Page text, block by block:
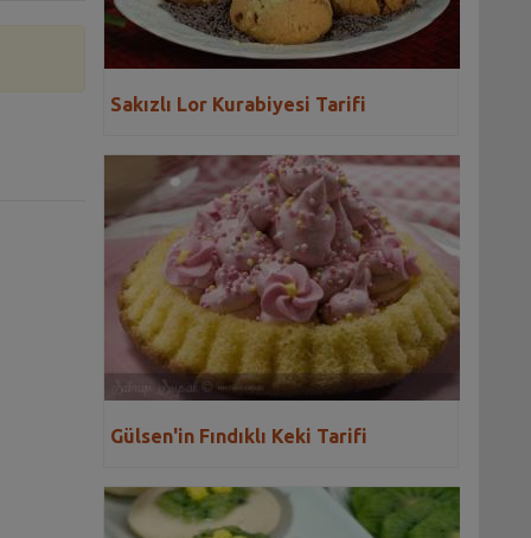
Sakızlı Lor Kurabiyesi Tarifi
Gülsen'in Fındıklı Keki Tarifi